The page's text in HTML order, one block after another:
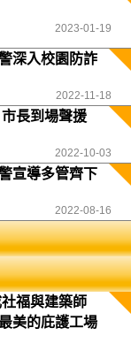
2023-01-19
深入校園防詐
2022-11-18
長到場聲援
2022-10-03
宣導多管齊下
2022-08-16
福與建築師
美的庇護工場